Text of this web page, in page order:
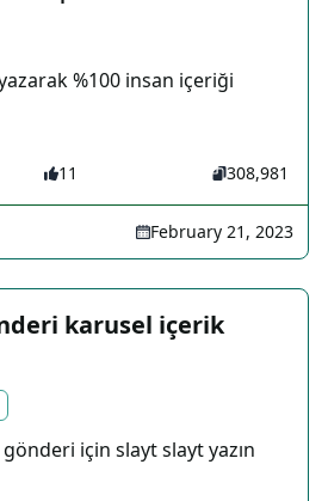
%100 insan içeriği
11 308,981
February 21, 2023
karusel içerik
için slayt slayt yazın